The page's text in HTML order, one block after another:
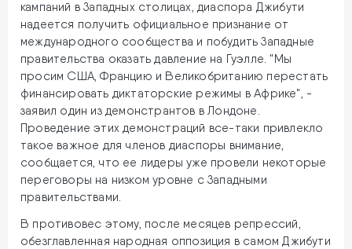
кампаний в Западных столицах, диаспора Джибути
надеется получить официальное признание от
международного сообщества и побудить Западные
правительства оказать давление на Гуэлле. "Мы
просим США, Францию и Великобританию перестать
финансировать диктаторские режимы в Африке", -
заявил один из демонстрантов в Лондоне.
Проведение этих демонстраций все-таки привлекло
такое важное для членов диаспоры внимание,
сообщается, что ее лидеры уже провели некоторые
переговоры на низком уровне с Западными
правительствами.
В противовес этому, после месяцев репрессий,
обезглавленная народная оппозиция в самом Джибути